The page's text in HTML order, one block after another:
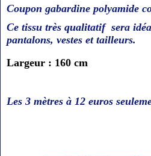
Coupon gabardine polyamide
Ce tissu très qualitatif sera
pantalons, vestes et tailleurs.
Largeur : 160 cm
Les 3 mètres à 12 euros